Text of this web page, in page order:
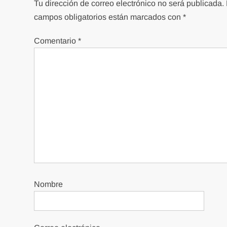
Tu dirección de correo electrónico no será publicada.
campos obligatorios están marcados con*
Comentario*
Nombre